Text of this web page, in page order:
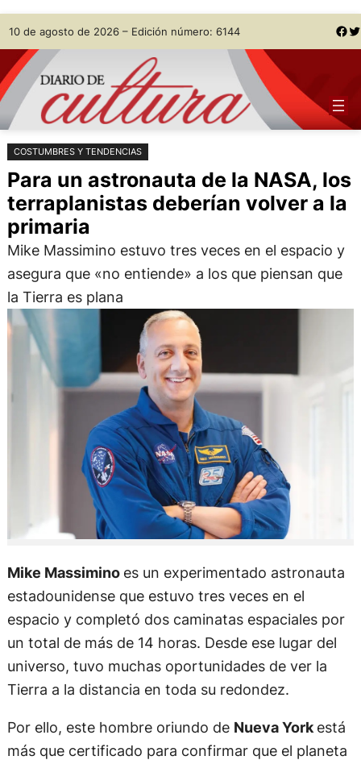
Saltar
al
contenido
Skip
to
content
10 de agosto de 2026 – Edición número: 6144 Facebook Twitter
COSTUMBRES Y TENDENCIAS
Para un astronauta de la NASA, los
terraplanistas deberían volver a la
primaria
Mike Massimino estuvo tres veces en el espacio y
asegura que «no entiende» a los que piensan que
la Tierra es plana
Mike Massimino es un experimentado astronauta
estadounidense que estuvo tres veces en el
espacio y completó dos caminatas espaciales por
un total de más de 14 horas. Desde ese lugar del
universo, tuvo muchas oportunidades de ver la
Tierra a la distancia en toda su redondez.
Por ello, este hombre oriundo de Nueva York está
más que certificado para confirmar que el planeta